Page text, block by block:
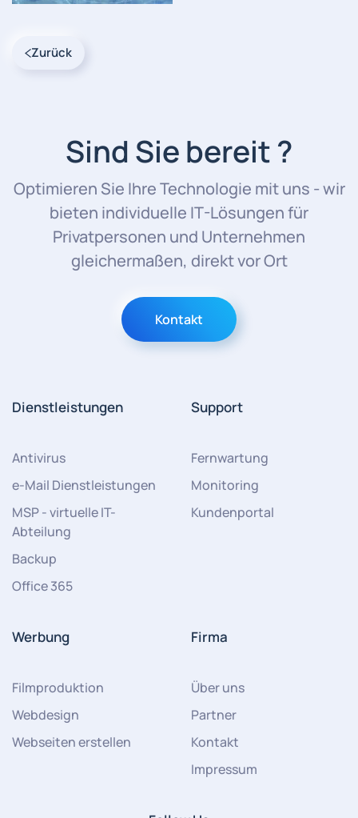
Zurück
Sind Sie bereit ?
Optimieren Sie Ihre Technologie mit uns - wir
bieten individuelle IT-Lösungen für
Privatpersonen und Unternehmen
gleichermaßen, direkt vor Ort
Kontakt
Dienstleistungen
Antivirus
e-Mail Dienstleistungen
MSP - virtuelle IT-
Abteilung
Backup
Office 365
Support
Fernwartung
Monitoring
Kundenportal
Werbung
Filmproduktion
Webdesign
Webseiten erstellen
Firma
Über uns
Partner
Kontakt
Impressum